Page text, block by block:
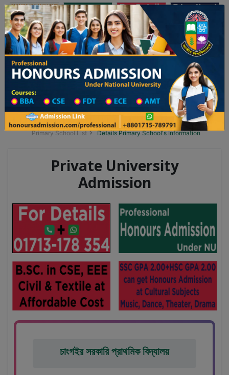
Toggle navigation অনার্স ভর্তি প্রফেশনাল অনার্স
Updates
২৬ শিক্ষাবর্ষের ১ম বর্ষের ভর্তি আবেদন বিজ্ঞপ্তি ঢাকা বিশ্ববিদ্যালয় ২০২৫-২৬ শিক্ষাবর্ষে
Division List
Primary School District Wise
Primary School in নন্দীগ্রাম
Primary School List
Details Primary School's Information
Private University
Admission
চাংগইর সরকারি প্রাথমিক বিদ্যালয়